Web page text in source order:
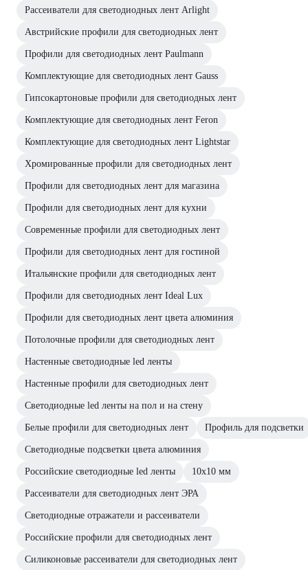
Рассеиватели для светодиодных лент Arlight
Австрийские профили для светодиодных лент
Профили для светодиодных лент Paulmann
Комплектующие для светодиодных лент Gauss
Гипсокартоновые профили для светодиодных лент
Комплектующие для светодиодных лент Feron
Комплектующие для светодиодных лент Lightstar
Хромированные профили для светодиодных лент
Профили для светодиодных лент для магазина
Профили для светодиодных лент для кухни
Современные профили для светодиодных лент
Профили для светодиодных лент для гостиной
Итальянские профили для светодиодных лент
Профили для светодиодных лент Ideal Lux
Профили для светодиодных лент цвета алюминия
Потолочные профили для светодиодных лент
Настенные светодиодные led ленты
Настенные профили для светодиодных лент
Светодиодные led ленты на пол и на стену
Белые профили для светодиодных лент Профиль для подсветки
Светодиодные подсветки цвета алюминия
Российские светодиодные led ленты 10х10 мм
Рассеиватели для светодиодных лент ЭРА
Светодиодные отражатели и рассеиватели
Российские профили для светодиодных лент
Силиконовые рассеиватели для светодиодных лент